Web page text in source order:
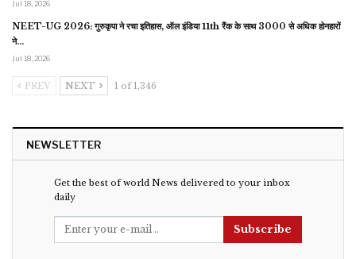
Jul 18, 2026
NEET-UG 2026: गुरुकृपा ने रचा इतिहास, ऑल इंडिया 11th रैंक के साथ 3000 से अधिक होनहारों
ने…
Jul 18, 2026
PREV NEXT 1 of 1,346
NEWSLETTER
Get the best of world News delivered to your inbox
daily
Subscribe